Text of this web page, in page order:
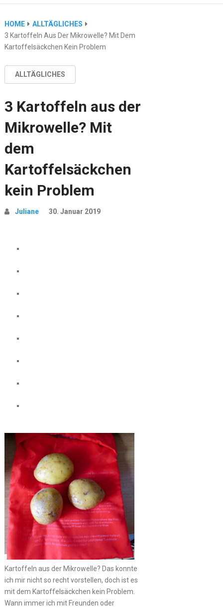
HOME
ALLTÄGLICHES
3 Kartoffeln Aus Der Mikrowelle? Mit Dem
Kartoffelsäckchen Kein Problem
ALLTÄGLICHES
3 Kartoffeln aus der
Mikrowelle? Mit
dem
Kartoffelsäckchen
kein Problem
Juliane 30. Januar 2019
Kartoffeln aus der Mikrowelle? Das konnte
ich mir nicht so recht vorstellen, doch ist es
mit dem Kartoffelsäckchen kein Problem.
Wann immer ich mit Freunden oder